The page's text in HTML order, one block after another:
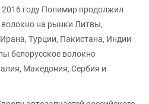
году Полимир продолжил
волокно на рынки Литвы,
Турции, Пакистана, Индии
белорусское волокно
Македония, Сербия и